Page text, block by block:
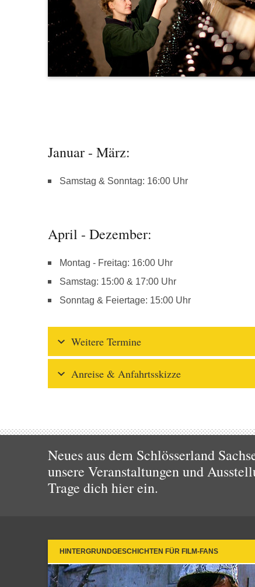
Januar - März:
Samstag & Sonntag: 16:00 Uhr
April - Dezember:
Montag - Freitag: 16:00 Uhr
Samstag: 15:00 & 17:00 Uhr
Sonntag & Feiertage: 15:00 Uhr
Weitere Termine
Anreise & Anfahrtsskizze
Neues aus dem Schlösserland
unsere Veranstaltungen und
Trage dich hier ein.
HINTERGRUNDGESCHICHTEN FÜR FILM-FANS